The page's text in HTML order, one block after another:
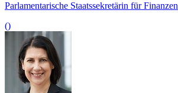
Parlamentarische Staatssekretärin für Finanzen
()